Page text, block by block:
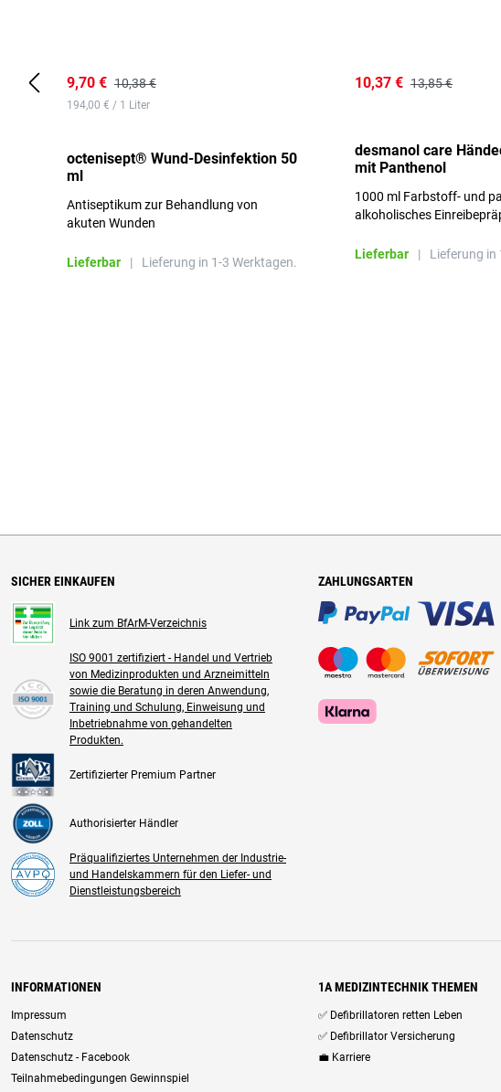
9,70 € 10,38 €
194,00 € / 1 Liter
octenisept® Wund-Desinfektion 50
ml
Antiseptikum zur Behandlung von
akuten Wunden
Lieferbar | Lieferung in 1-3 Werktagen.
10,37 € 13,85 €
desmanol care
mit Panthenol
1000 ml Farbstoff- und
alkoholisches
Lieferbar
| Lieferung in
SICHER EINKAUFEN
Link zum BfArM-Verzeichnis
ISO 9001 zertifiziert - Handel und Vertrieb
von Medizinprodukten und Arzneimitteln
sowie die Beratung in deren Anwendung,
Training und Schulung, Einweisung und
Inbetriebnahme von gehandelten
Produkten.
Zertifizierter Premium Partner
Authorisierter Händler
Präqualifiziertes Unternehmen der Industrie-
und Handelskammern für den Liefer- und
Dienstleistungsbereich
ZAHLUNGSARTEN
INFORMATIONEN
Impressum
Datenschutz
Datenschutz - Facebook
Teilnahmebedingungen Gewinnspiel
1A MEDIZINTECHNIK THEMEN
✅ Defibrillatoren retten Leben
✅ Defibrillator Versicherung
💼 Karriere